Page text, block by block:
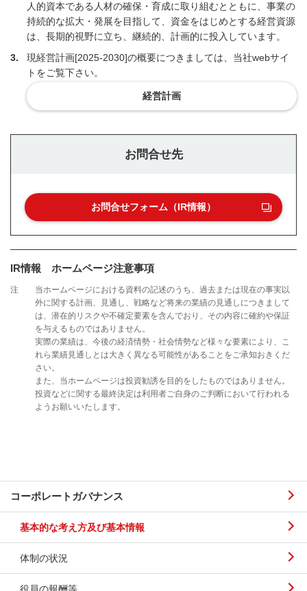
人的資本である人材の確保・育成に取り組むとともに、事業の
持続的な拡大・発展を目指して、資金をはじめとする経営資源
は、長期的視野に立ち、継続的、計画的に投入しています。
3
現経営計画[2025-2030]の概要につきましては、当社webサイ
トをご覧下さい。
経営計画
お問合せ先
お問合せフォーム（IR情報）
IR情報 ホームページ注意事項
注
当ホームページにおける資料の記述のうち、過去または現在の事実以
外に関する計画、見通し、戦略など将来の業績の見通しにつきまして
は、潜在的リスクや不確定要素を含んでおり、その内容に確約や保証
を与えるものではありません。
実際の業績は、今後の経済情勢・社会情勢など様々な要素により、こ
れら業績見通しとは大きく異なる可能性があることをご承知おきくだ
さい。
また、当ホームページは投資勧誘を目的をしたものではありません。
投資などに関する最終決定は利用者ご自身のご判断において行われる
ようお願いいたします。
コーポレートガバナンス
基本的な考え方及び基本情報
体制の状況
役員の報酬等